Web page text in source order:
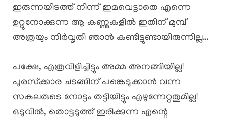
ഇരുന്നയിടത്ത് നിന്ന് ഇമവെട്ടാതെ എന്നെ
ഉറ്റുനോക്കുന്ന ആ കണ്ണുകളിൽ ഇതിന് മുമ്പ്
അത്രയും നിർവൃതി ഞാൻ കണ്ടിട്ടുണ്ടായിരുന്നില്ല…
പക്ഷേ, എത്രവിളിച്ചിട്ടും അമ്മ അനങ്ങിയില്ല!
പുരസ്‌ക്കാര ചടങ്ങിന് പങ്കെടുക്കാൻ വന്ന
സകലരുടെ നോട്ടം തട്ടിയിട്ടും എഴുന്നേറ്റതുമില്ല!
ഒടുവിൽ, തൊട്ടടുത്ത്‌ ഇരിക്കുന്ന എന്റെ